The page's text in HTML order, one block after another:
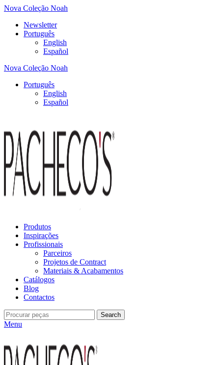
Nova Coleção Noah
Newsletter
Português
English
Español
Nova Coleção Noah
Português
English
Español
Produtos
Inspirações
Profissionais
Parceiros
Projetos de Contract
Materiais & Acabamentos
Catálogos
Blog
Contactos
Search
Menu